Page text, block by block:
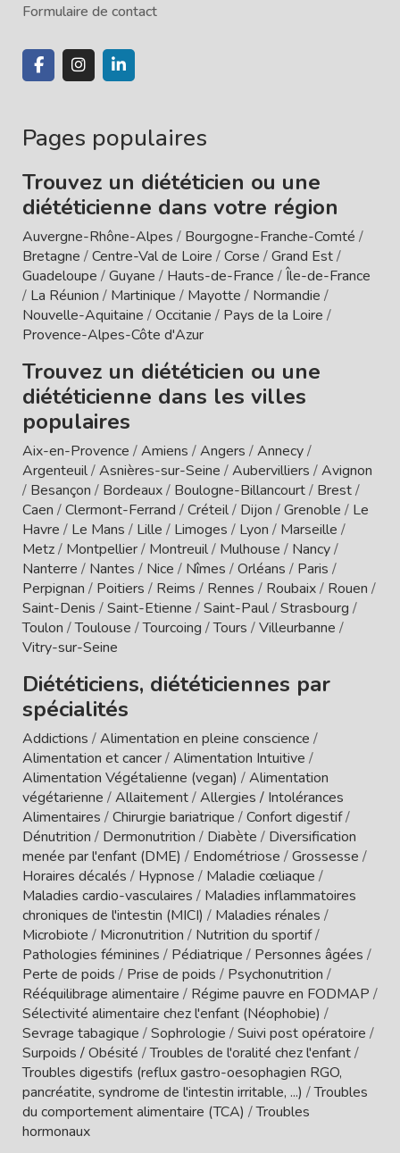
Formulaire de contact
Pages populaires
Trouvez un diététicien ou une
diététicienne dans votre région
Auvergne-Rhône-Alpes / Bourgogne-Franche-Comté /
Bretagne /Centre-Val de Loire /Corse /Grand Est/
Guadeloupe /Guyane / Hauts-de-France /Île-de-France
/ La Réunion / Martinique / Mayotte / Normandie /
Nouvelle-Aquitaine /Occitanie / Pays de la Loire /
Provence-Alpes-Côte d'Azur
Trouvez un diététicien ou une
diététicienne dans les villes
populaires
Aix-en-Provence /Amiens /Angers /Annecy/
Argenteuil/Asnières-sur-Seine /Aubervilliers /Avignon
/ Besançon / Bordeaux/ Boulogne-Billancourt/ Brest/
Caen /Clermont-Ferrand /Créteil/ Dijon /Grenoble / Le
Havre / Le Mans / Lille / Limoges / Lyon / Marseille /
Metz/ Montpellier/ Montreuil/ Mulhouse / Nancy/
Nanterre / Nantes / Nice / Nîmes /Orléans / Paris /
Perpignan / Poitiers / Reims / Rennes / Roubaix/ Rouen /
Saint-Denis /Saint-Etienne /Saint-Paul/Strasbourg /
Toulon /Toulouse /Tourcoing /Tours /Villeurbanne /
Vitry-sur-Seine
Diététiciens, diététiciennes par
spécialités
Addictions /Alimentation en pleine conscience /
Alimentation et cancer/Alimentation Intuitive /
Alimentation Végétalienne (vegan) /Alimentation
végétarienne /Allaitement/Allergies / Intolérances
Alimentaires /Chirurgie bariatrique /Confort digestif/
Dénutrition / Dermonutrition / Diabète / Diversification
menée par l'enfant (DME) / Endométriose /Grossesse /
Horaires décalés / Hypnose / Maladie cœliaque /
Maladies cardio-vasculaires / Maladies inflammatoires
chroniques de l'intestin (MICI) / Maladies rénales /
Microbiote / Micronutrition / Nutrition du sportif/
Pathologies féminines / Pédiatrique / Personnes âgées /
Perte de poids / Prise de poids / Psychonutrition /
Rééquilibrage alimentaire / Régime pauvre en FODMAP /
Sélectivité alimentaire chez l'enfant (Néophobie) /
Sevrage tabagique /Sophrologie /Suivi post opératoire /
Surpoids / Obésité /Troubles de l'oralité chez l'enfant/
Troubles digestifs (reflux gastro-oesophagien RGO,
pancréatite, syndrome de l'intestin irritable, ...) /Troubles
du comportement alimentaire (TCA) /Troubles
hormonaux